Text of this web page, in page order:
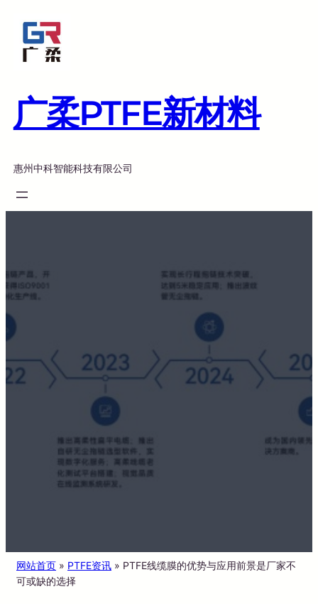
广柔PTFE新材料
惠州中科智能科技有限公司
网站首页 » PTFE资讯 » PTFE线缆膜的优势与应用前景是厂家不
可或缺的选择